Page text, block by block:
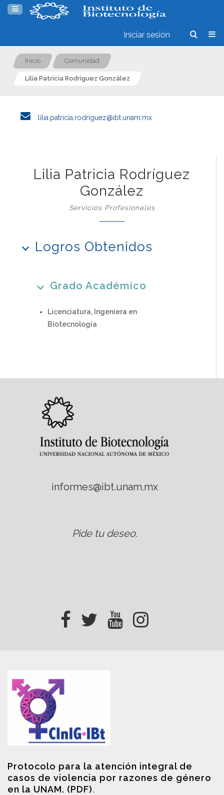
Iniciar sesión
Inicio Comunidad
Lilia Patricia Rodríguez González
lilia.patricia.rodriguez@ibt.unam.mx
Lilia Patricia Rodríguez
González
Servicios Profesionales
Logros Obtenidos
Grado Académico
Licenciatura, Ingeniera en
Biotecnología
informes@ibt.unam.mx
Pide tu deseo.
Protocolo para la atención integral de
casos de violencia por razones de género
en la UNAM. (PDF).